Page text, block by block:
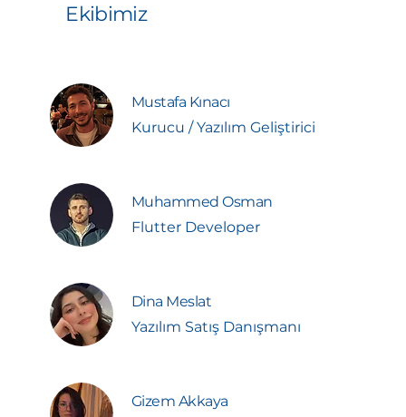
Ekibimiz
Mustafa Kınacı
Kurucu / Yazılım Geliştirici
Muhammed Osman
Flutter Developer
Dina Meslat
Yazılım Satış Danışmanı
Gizem Akkaya